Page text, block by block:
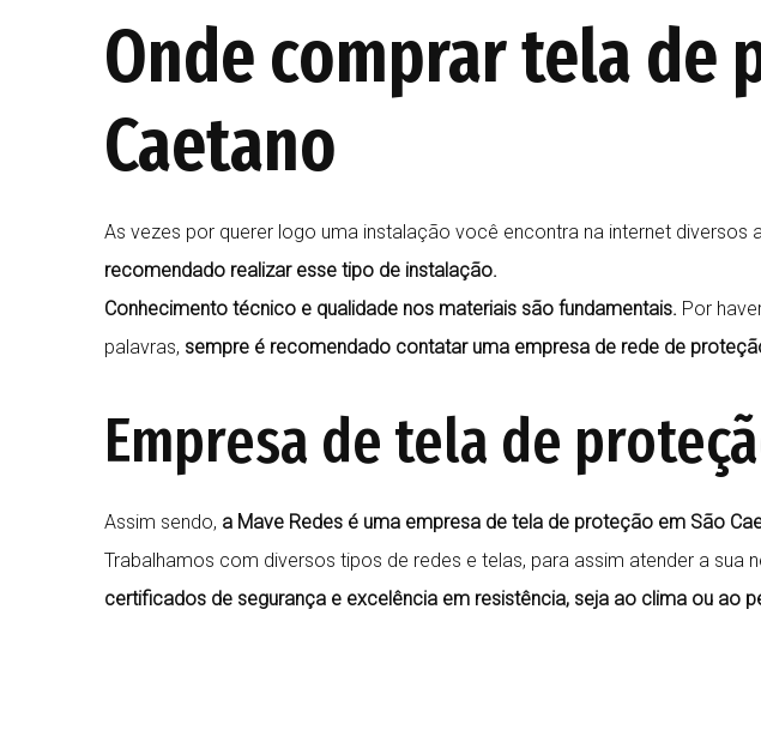
Onde comprar tela de
Caetano
As vezes por querer logo uma instalação você encontra na internet diversos
recomendado realizar esse tipo de instalação.
Conhecimento técnico e qualidade nos materiais são fundamentais. Por
palavras, sempre é recomendado contatar uma empresa de rede de
Empresa de tela de
Assim sendo, a Mave Redes é uma empresa de tela de proteção em São
Trabalhamos com diversos tipos de redes e telas, para assim atender a sua
certificados de segurança e excelência em resistência, seja ao clima ou ao